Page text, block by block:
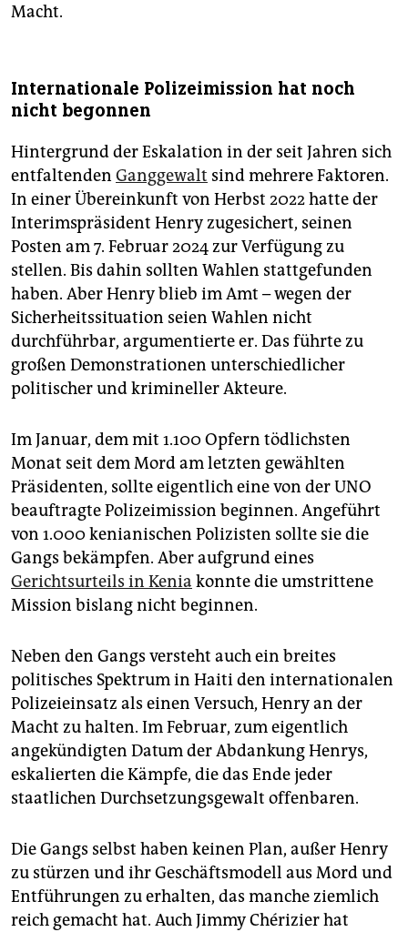
Macht.
Internationale Polizeimission hat noch
nicht begonnen
Hintergrund der Eskalation in der seit Jahren sich
entfaltenden Ganggewalt sind mehrere Faktoren.
In einer Übereinkunft von Herbst 2022 hatte der
Interimspräsident Henry zugesichert, seinen
Posten am 7. Februar 2024 zur Verfügung zu
stellen. Bis dahin sollten Wahlen stattgefunden
haben. Aber Henry blieb im Amt – wegen der
Sicherheitssituation seien Wahlen nicht
durchführbar, argumentierte er. Das führte zu
großen Demonstrationen unterschiedlicher
politischer und krimineller Akteure.
Im Januar, dem mit 1.100 Opfern tödlichsten
Monat seit dem Mord am letzten gewählten
Präsidenten, sollte eigentlich eine von der UNO
beauftragte Polizeimission beginnen. Angeführt
von 1.000 kenianischen Polizisten sollte sie die
Gangs bekämpfen. Aber aufgrund eines
Gerichtsurteils in Kenia konnte die umstrittene
Mission bislang nicht beginnen.
Neben den Gangs versteht auch ein breites
politisches Spektrum in Haiti den internationalen
Polizeieinsatz als einen Versuch, Henry an der
Macht zu halten. Im Februar, zum eigentlich
angekündigten Datum der Abdankung Henrys,
eskalierten die Kämpfe, die das Ende jeder
staatlichen Durchsetzungsgewalt offenbaren.
Die Gangs selbst haben keinen Plan, außer Henry
zu stürzen und ihr Geschäftsmodell aus Mord und
Entführungen zu erhalten, das manche ziemlich
reich gemacht hat. Auch Jimmy Chérizier hat